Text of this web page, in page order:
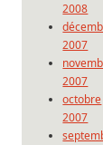
2008
2007
2007
octobre
2007